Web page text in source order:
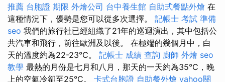
推薦 台胞證 期限 外燴公司 台中養生館 自助式餐點外燴 在
這種情況下，優勢是您可以從多次選擇。 記帳士 考試 準備
seo 我們的旅行社已經組織了21年的巡迴演出，其中包括公
共汽車和飛行，前往歐洲及以後。 在極端的幾個月中，白
天的溫度約為22-23°C。 記帳士 成績 查詢 廚師 外燴 seo
教學 最熱的月份是七月和八月，那天的一天約為35°C，晚
上的空氣冷卻至25°C。 卡式台胞證 自助餐外燴 yahoo關